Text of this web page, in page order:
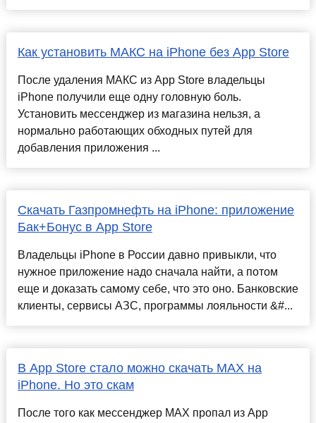
Как установить МАКС на iPhone без App Store
После удаления МАКС из App Store владельцы
iPhone получили еще одну головную боль.
Установить мессенджер из магазина нельзя, а
нормально работающих обходных путей для
добавления приложения ...
Скачать Газпромнефть на iPhone: приложение
Бак+Бонус в App Store
Владельцы iPhone в России давно привыкли, что
нужное приложение надо сначала найти, а потом
еще и доказать самому себе, что это оно. Банковские
клиенты, сервисы АЗС, программы лояльности &#...
В App Store стало можно скачать MAX на
iPhone. Но это скам
После того как мессенджер MAX пропал из App